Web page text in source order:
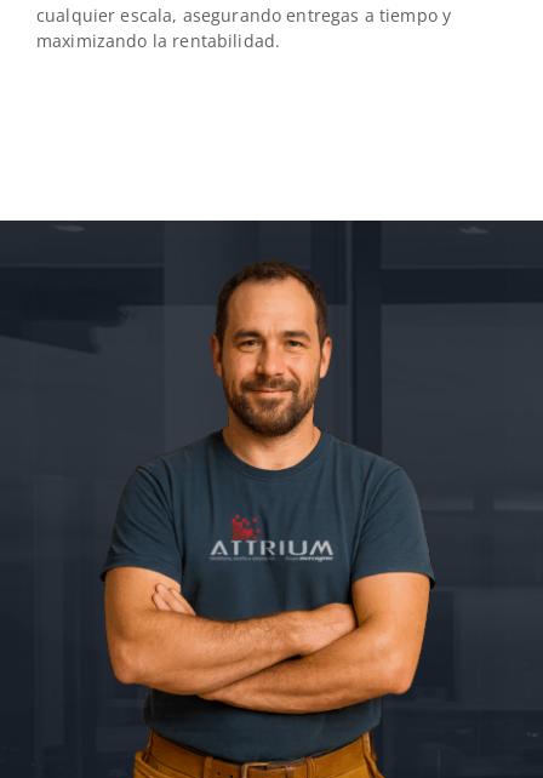
cualquier escala, asegurando entregas a tiempo y
maximizando la rentabilidad.